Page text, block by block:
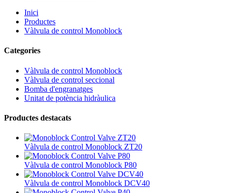
Inici
Productes
Vàlvula de control Monoblock
Categories
Vàlvula de control Monoblock
Vàlvula de control seccional
Bomba d'engranatges
Unitat de potència hidràulica
Productes destacats
Vàlvula de control Monoblock ZT20
Vàlvula de control Monoblock P80
Vàlvula de control Monoblock DCV40